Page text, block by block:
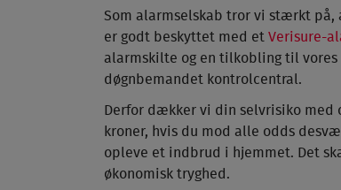
Som alarmselskab tror vi stærkt på,
er godt beskyttet med et Verisure-
alarmskilte og en tilkobling til vores
døgnbemandet kontrolcentral.
Derfor dækker vi din selvrisiko med
kroner, hvis du mod alle odds
opleve et indbrud i hjemmet. Det
økonomisk tryghed.